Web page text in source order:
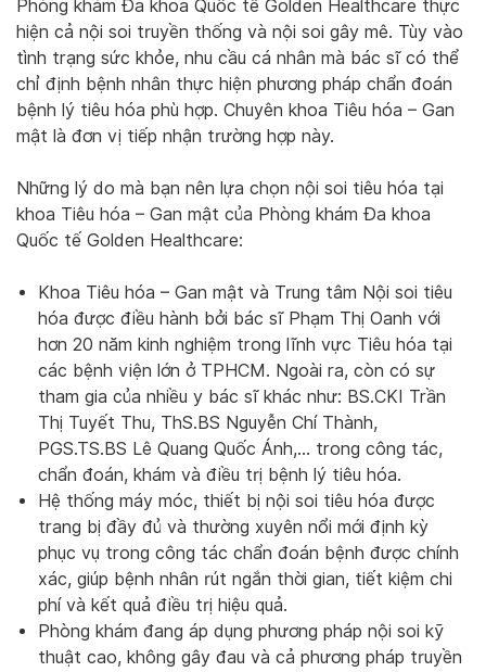
Phòng khám Đa khoa Quốc tế Golden Healthcare thực
hiện cả nội soi truyền thống và nội soi gây mê. Tùy vào
tình trạng sức khỏe, nhu cầu cá nhân mà bác sĩ có thể
chỉ định bệnh nhân thực hiện phương pháp chẩn đoán
bệnh lý tiêu hóa phù hợp. Chuyên khoa Tiêu hóa – Gan
mật là đơn vị tiếp nhận trường hợp này.
Những lý do mà bạn nên lựa chọn nội soi tiêu hóa tại
khoa Tiêu hóa – Gan mật của Phòng khám Đa khoa
Quốc tế Golden Healthcare:
Khoa Tiêu hóa – Gan mật và Trung tâm Nội soi tiêu
hóa được điều hành bởi bác sĩ Phạm Thị Oanh với
hơn 20 năm kinh nghiệm trong lĩnh vực Tiêu hóa tại
các bệnh viện lớn ở TPHCM. Ngoài ra, còn có sự
tham gia của nhiều y bác sĩ khác như: BS.CKI Trần
Thị Tuyết Thu, ThS.BS Nguyễn Chí Thành,
PGS.TS.BS Lê Quang Quốc Ánh,… trong công tác,
chẩn đoán, khám và điều trị bệnh lý tiêu hóa.
Hệ thống máy móc, thiết bị nội soi tiêu hóa được
trang bị đầy đủ và thường xuyên nổi mới định kỳ
phục vụ trong công tác chẩn đoán bệnh được chính
xác, giúp bệnh nhân rút ngắn thời gian, tiết kiệm chi
phí và kết quả điều trị hiệu quả.
Phòng khám đang áp dụng phương pháp nội soi kỹ
thuật cao, không gây đau và cả phương pháp truyền